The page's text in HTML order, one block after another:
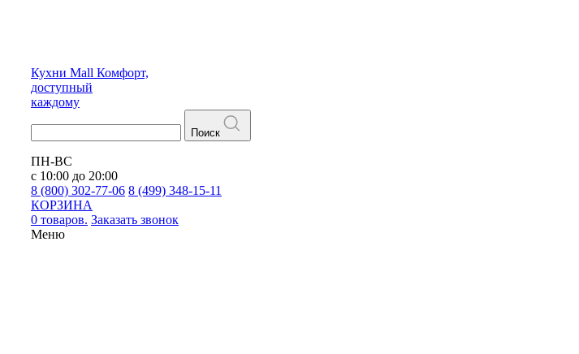
Кухни Mall Комфорт,
доступный
каждому
Поиск
ПН-ВС
с 10:00 до 20:00
8 (800) 302-77-06 8 (499) 348-15-11
КОРЗИНА
0 товаров. Заказать звонок
Меню